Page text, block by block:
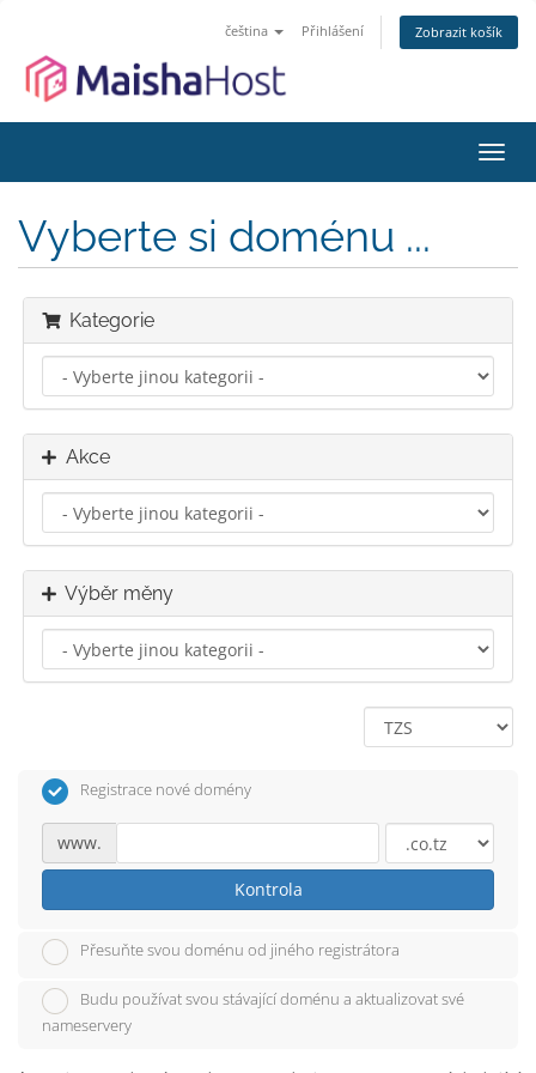
čeština Přihlášení Zobrazit košík
Vyberte si doménu ...
Kategorie
Akce
Výběr měny
Registrace nové domény
www.
Kontrola
Přesuňte svou doménu od jiného registrátora
Budu používat svou stávající doménu a aktualizovat své
nameservery